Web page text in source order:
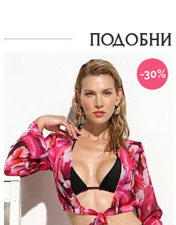
ПОДОБНИ
-30%